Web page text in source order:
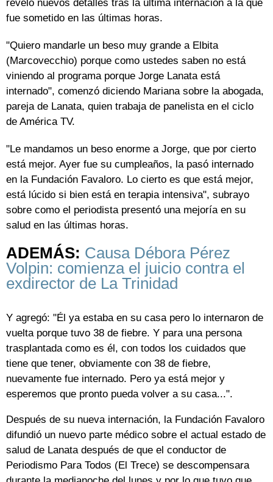
reveló nuevos detalles tras la última internación a la que
fue sometido en las últimas horas.
"Quiero mandarle un beso muy grande a Elbita
(Marcovecchio) porque como ustedes saben no está
viniendo al programa porque Jorge Lanata está
internado", comenzó diciendo Mariana sobre la abogada,
pareja de Lanata, quien trabaja de panelista en el ciclo
de América TV.
"Le mandamos un beso enorme a Jorge, que por cierto
está mejor. Ayer fue su cumpleaños, la pasó internado
en la Fundación Favaloro. Lo cierto es que está mejor,
está lúcido si bien está en terapia intensiva", subrayo
sobre como el periodista presentó una mejoría en su
salud en las últimas horas.
ADEMÁS: Causa Débora Pérez
Volpin: comienza el juicio contra el
exdirector de La Trinidad
Y agregó: "Él ya estaba en su casa pero lo internaron de
vuelta porque tuvo 38 de fiebre. Y para una persona
trasplantada como es él, con todos los cuidados que
tiene que tener, obviamente con 38 de fiebre,
nuevamente fue internado. Pero ya está mejor y
esperemos que pronto pueda volver a su casa...".
Después de su nueva internación, la Fundación Favaloro
difundió un nuevo parte médico sobre el actual estado de
salud de Lanata después de que el conductor de
Periodismo Para Todos (El Trece) se descompensara